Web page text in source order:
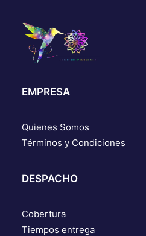
EMPRESA
Quienes Somos
Términos y Condiciones
DESPACHO
Cobertura
Tiempos entrega